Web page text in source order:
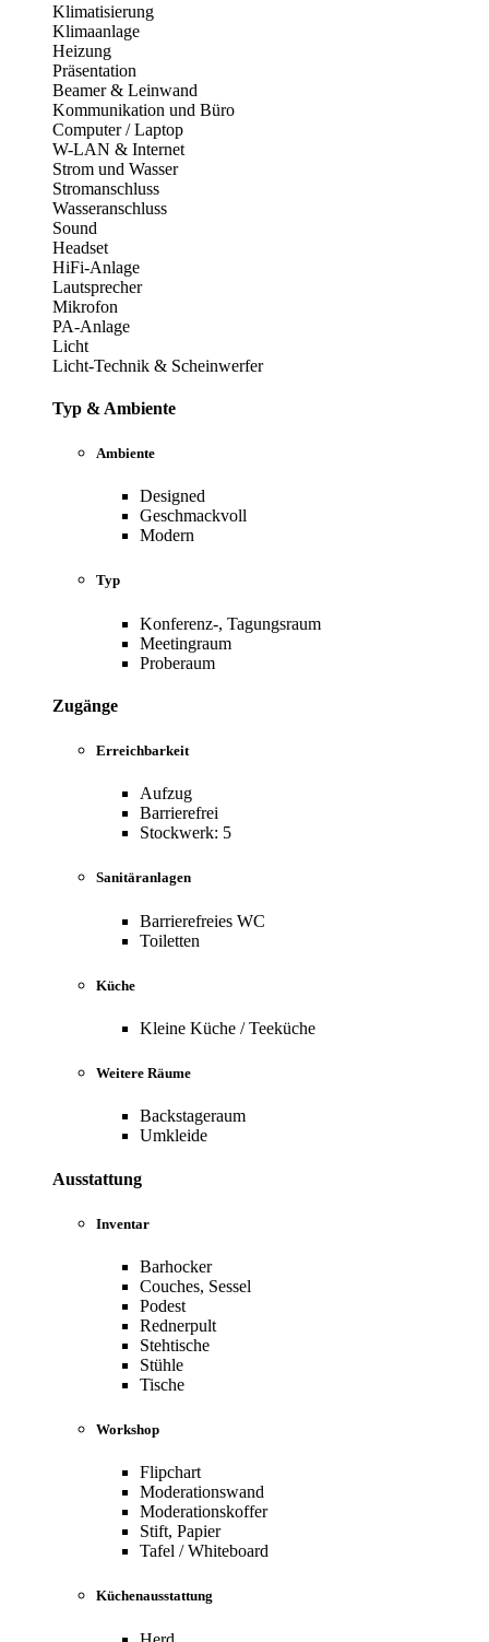
Klimatisierung
Klimaanlage
Heizung
Präsentation
Beamer & Leinwand
Kommunikation und Büro
Computer / Laptop
W-LAN & Internet
Strom und Wasser
Stromanschluss
Wasseranschluss
Sound
Headset
HiFi-Anlage
Lautsprecher
Mikrofon
PA-Anlage
Licht
Licht-Technik & Scheinwerfer
Typ & Ambiente
Ambiente
Designed
Geschmackvoll
Modern
Typ
Konferenz-, Tagungsraum
Meetingraum
Proberaum
Zugänge
Erreichbarkeit
Aufzug
Barrierefrei
Stockwerk: 5
Sanitäranlagen
Barrierefreies WC
Toiletten
Küche
Kleine Küche / Teeküche
Weitere Räume
Backstageraum
Umkleide
Ausstattung
Inventar
Barhocker
Couches, Sessel
Podest
Rednerpult
Stehtische
Stühle
Tische
Workshop
Flipchart
Moderationswand
Moderationskoffer
Stift, Papier
Tafel / Whiteboard
Küchenausstattung